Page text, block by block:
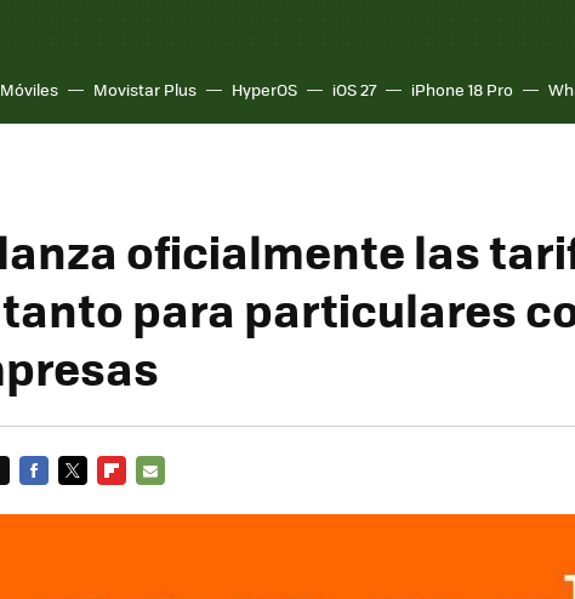
Móviles Movistar Plus HyperOS iOS 27 iPhone 18 Pro
oficialmente las
para particulares